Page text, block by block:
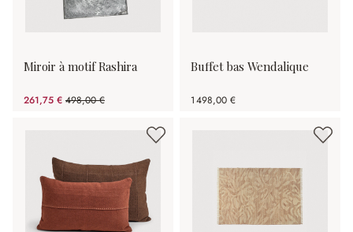
Miroir à motif Rashira
261,75 € 498,00 €
(47.44%spared)
Buffet bas Wendalique
1 498,00 €